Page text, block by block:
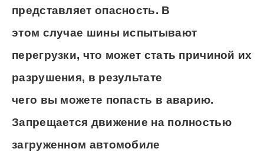
представляет опасность. В
этом случае шины испытывают
перегрузки, что может стать причиной их
разрушения, в результате
чего вы можете попасть в аварию.
Запрещается движение на полностью
загруженном автомобиле